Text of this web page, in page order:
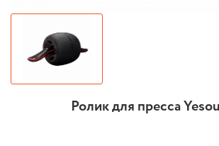
Ролик для пресса